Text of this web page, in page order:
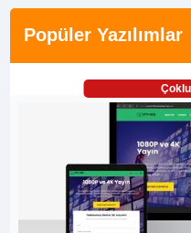
Popüler Yazılımlar